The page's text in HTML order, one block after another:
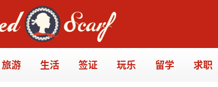
旅游 生活 签证 玩乐 留学 求职